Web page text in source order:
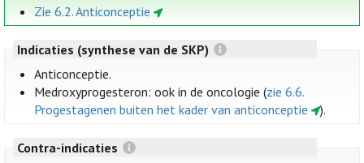
Zie 6.2. Anticonceptie
Indicaties (synthese van de SKP)
Anticonceptie.
Medroxyprogesteron: ook in de oncologie (zie 6.6.
Progestagenen buiten het kader van anticonceptie
).
Contra-indicaties